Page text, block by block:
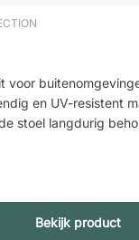
voor
en UV-resistent
stoel langdurig
te verliezen. Zorg
is gemaakt van
keuze die design
Bekijk product